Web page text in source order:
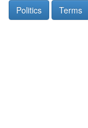
Politics Terms